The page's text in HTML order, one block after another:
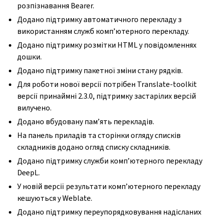
розпізнавання Bearer.
Додано підтримку автоматичного перекладу з
використанням служб комп’ютерного перекладу.
Додано підтримку розмітки HTML у повідомленнях
дошки.
Додано підтримку пакетної зміни стану рядків.
Для роботи нової версії потрібен Translate-toolkit
версії принаймні 2.3.0, підтримку застарілих версій
вилучено.
Додано вбудовану пам’ять перекладів.
На панель приладів та сторінки огляду списків
складників додано огляд списку складників.
Додано підтримку служби комп’ютерного перекладу
DeepL.
У новій версії результати комп’ютерного перекладу
кешуються у Weblate.
Додано підтримку переупорядковування надісланих